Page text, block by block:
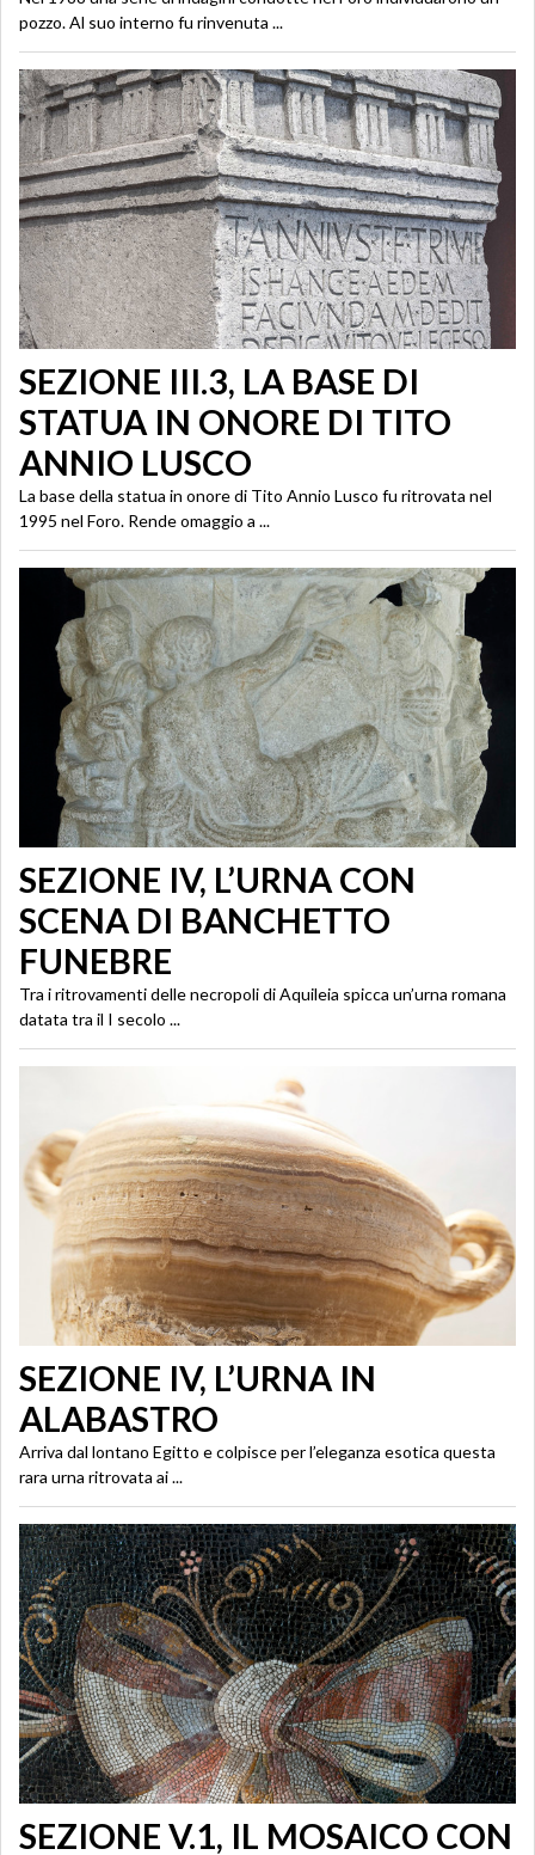
pozzo. Al suo interno fu rinvenuta ...
SEZIONE III.3, LA BASE DI
STATUA IN ONORE DI TITO
ANNIO LUSCO
La base della statua in onore di Tito Annio Lusco fu ritrovata nel
1995 nel Foro. Rende omaggio a ...
SEZIONE IV, L’URNA CON
SCENA DI BANCHETTO
FUNEBRE
Tra i ritrovamenti delle necropoli di Aquileia spicca un’urna romana
datata tra il I secolo ...
SEZIONE IV, L’URNA IN
ALABASTRO
Arriva dal lontano Egitto e colpisce per l’eleganza esotica questa
rara urna ritrovata ai ...
SEZIONE V.1, IL MOSAICO CON